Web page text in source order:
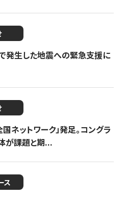
発生した地震への緊急支援に
ネットワーク」発足。コングラ
が課題と期...
ス